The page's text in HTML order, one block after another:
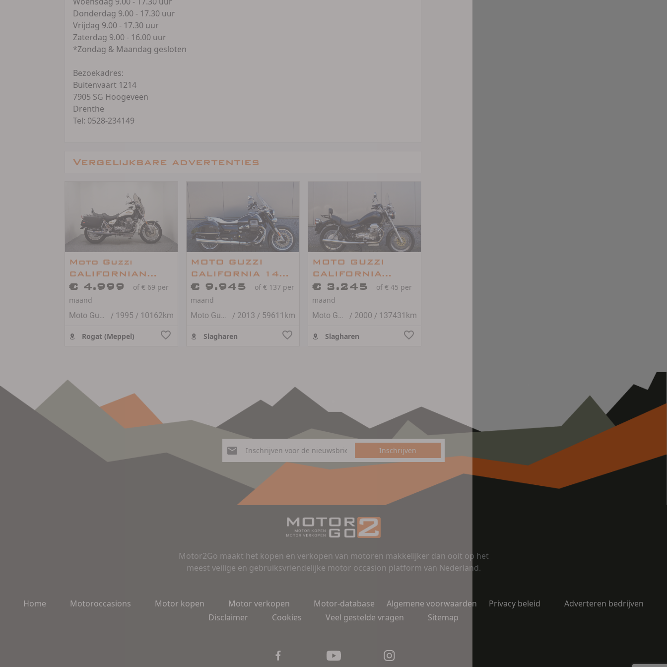
Donderdag 9.00 - 17.30 uur
Vrijdag 9.00 - 17.30 uur
Zaterdag 9.00 - 16.00 uur
*Zondag & Maandag gesloten
Bezoekadres:
Buitenvaart 1214
7905 SG Hoogeveen
Drenthe
Tel: 0528-234149
Vergelijkbare advertenties
Moto Guzzi
CALIFORNIAN
1100
€ 4.999
of € 69 per
maand
Moto Guzzi California
/ 1995 / 10162km
Rogat (Meppel)
MOTO GUZZI
CALIFORNIA 1400
TOURING
€ 9.945
of € 137 per
maand
Moto Guzzi California
/ 2013 / 59611km
Slagharen
MOTO GUZZI
CALIFORNIA
JACKAL
€ 3.245
of € 45 per
maand
Moto Guzzi California
/ 2000 / 137431km
Slagharen
Inschrijven
Motor2Go maakt het kopen en verkopen van motoren makkelijker dan ooit op het
meest veilige en gebruiksvriendelijke motor occasion platform van Nederland.
Home Motoroccasions Motor kopen Motor verkopen Motor-database Algemene voorwaarden Privacy beleid
Adverteren bedrijven
Disclaimer
Cookies Veel gestelde vragen Sitemap